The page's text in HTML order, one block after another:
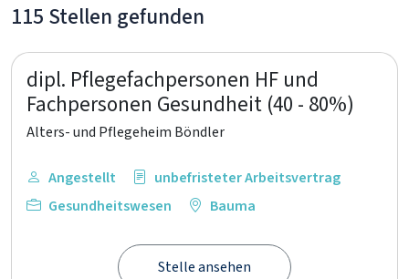
115 Stellen gefunden
dipl. Pflegefachpersonen HF und
Fachpersonen Gesundheit (40 - 80%)
Alters- und Pflegeheim Böndler
Angestellt
unbefristeter Arbeitsvertrag
Gesundheitswesen
Bauma
Stelle ansehen